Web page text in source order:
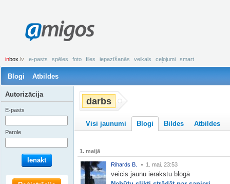
amigos
inbox .lv e-pasts spēles foto files iepazīšanās veikals ceļojumi smart
Blogi Atbildes
darbs
Visi jaunumi Blogi Bildes Atbildes
1. maijā
Rihards B. 1. mai. 23:53
veicis jaunu ierakstu blogā
Autorizācija
E-pasts
Parole
Ienākt